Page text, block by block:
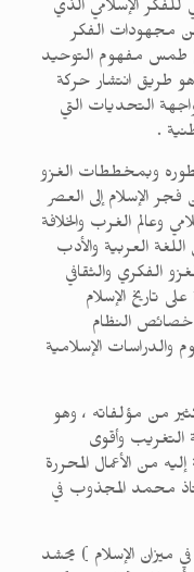
للفكر الإسلامي الذي
من مجهودات الفكر
طمس مفهوم التوحيد
طريق انتشار حركة
التحديات التي
.
وبمخططات الغزو
فجر الإسلام إلى العصر
وعالم الغرب والخلافة
العربية والأدب
الفكري والثقافي
تاريخ الإسلام
خصائص النظام
والدراسات الإسلامية
من مؤلفاته ، وهو
وأقوى
من الأعمال المحررة
محمد المجذوب في
الإسلام ) يحشد